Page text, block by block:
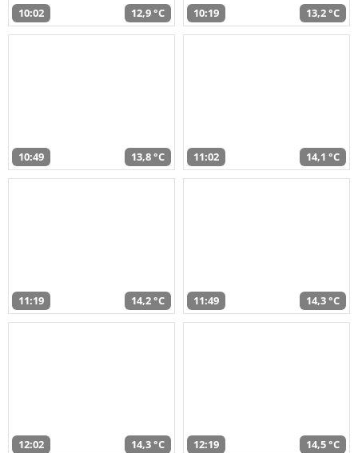
10:02 12,9 °C 10:19 13,2 °C
10:49 13,8 °C 11:02 14,1 °C
11:19 14,2 °C 11:49 14,3 °C
12:02 14,3 °C 12:19 14,5 °C